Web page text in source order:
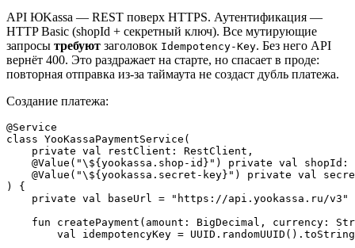
API ЮKassa — REST поверх HTTPS. Аутентификация —
HTTP Basic (shopId + секретный ключ). Все мутирующие
запросы требуют заголовок Idempotency-Key. Без него API
вернёт 400. Это раздражает на старте, но спасает в проде:
повторная отправка из-за таймаута не создаст дубль платежа.
Создание платежа:
@Service
class YooKassaPaymentService(
    private val restClient: RestClient,
@Value("\${yookassa.shop-id}") private val shopId:
@Value("\${yookassa.secret-key}") private val
) {
    private val baseUrl = "https://api.yookassa.ru/v3"
fun createPayment(amount: BigDecimal, currency:
val idempotencyKey =